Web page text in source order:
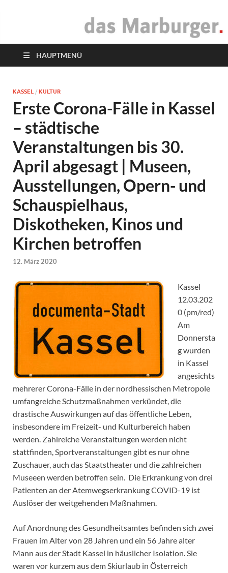
das Marburger.
HAUPTMENÜ
KASSEL / KULTUR
Erste Corona-Fälle in Kassel
– städtische
Veranstaltungen bis 30.
April abgesagt | Museen,
Ausstellungen, Opern- und
Schauspielhaus,
Diskotheken, Kinos und
Kirchen betroffen
12. März 2020
Kassel
12.03.202
0 (pm/red)
Am
Donnersta
g wurden
in Kassel
angesichts
mehrerer Corona-Fälle in der nordhessischen Metropole
umfangreiche Schutzmaßnahmen verkündet, die
drastische Auswirkungen auf das öffentliche Leben,
insbesondere im Freizeit- und Kulturbereich haben
werden. Zahlreiche Veranstaltungen werden nicht
stattfinden, Sportveranstaltungen gibt es nur ohne
Zuschauer, auch das Staatstheater und die zahlreichen
Museeen werden betroffen sein. Die Erkrankung von drei
Patienten an der Atemwegserkrankung COVID-19 ist
Auslöser der weitgehenden Maßnahmen.
Auf Anordnung des Gesundheitsamtes befinden sich zwei
Frauen im Alter von 28 Jahren und ein 56 Jahre alter
Mann aus der Stadt Kassel in häuslicher Isolation. Sie
waren vor kurzem aus dem Skiurlaub in Österreich